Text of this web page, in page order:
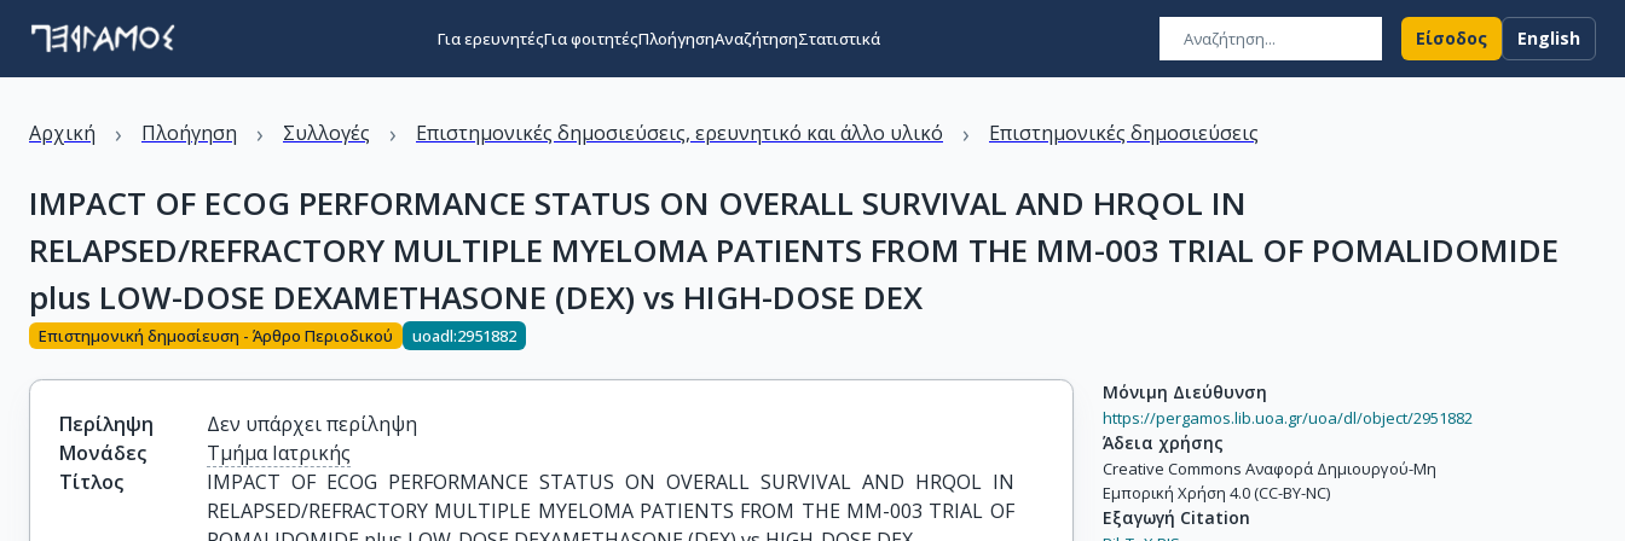
Για ερευνητέςΓια φοιτητέςΠλοήγησηΑναζήτησηΣτατιστικά Είσοδος English
Αρχική › Πλοήγηση › Συλλογές › Επιστημονικές δημοσιεύσεις, ερευνητικό και άλλο υλικό › Επιστημονικές δημοσιεύσεις
IMPACT OF ECOG PERFORMANCE STATUS ON OVERALL SURVIVAL AND HRQOL IN
RELAPSED/REFRACTORY MULTIPLE MYELOMA PATIENTS FROM THE MM-003 TRIAL OF POMALIDOMIDE
plus LOW-DOSE DEXAMETHASONE (DEX) vs HIGH-DOSE DEX
Επιστημονική δημοσίευση - Άρθρο Περιοδικού uoadl:2951882
Περίληψη
Δεν υπάρχει περίληψη
Μονάδες
Τμήμα Ιατρικής
Τίτλος
IMPACT OF ECOG PERFORMANCE STATUS ON OVERALL SURVIVAL AND HRQOL IN
RELAPSED/REFRACTORY MULTIPLE MYELOMA PATIENTS FROM THE MM-003 TRIAL OF
Μόνιμη Διεύθυνση
https://pergamos.lib.uoa.gr/uoa/dl/object/2951882
Άδεια χρήσης
Creative Commons Αναφορά Δημιουργού-Μη
Εμπορική Χρήση 4.0 (CC-BY-NC)
Εξαγωγή Citation